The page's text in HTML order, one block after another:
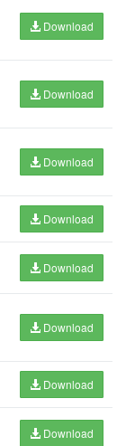
Download
Download
Download
Download
Download
Download
Download
Download